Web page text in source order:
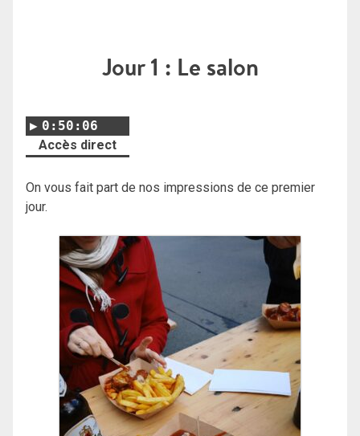
Jour 1 : Le salon
0:50:06
Accès direct
On vous fait part de nos impressions de ce premier
jour.